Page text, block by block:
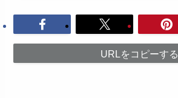
URLをコピーする